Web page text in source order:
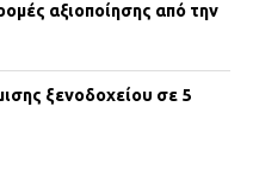
αξιοποίησης από την
ξενοδοχείου σε 5